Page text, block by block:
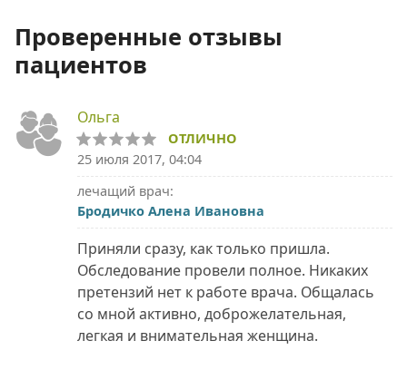
Проверенные отзывы
пациентов
Ольга
ОТЛИЧНО
25 июля 2017, 04:04
лечащий врач:
Бродичко Алена Ивановна
Приняли сразу, как только пришла.
Обследование провели полное. Никаких
претензий нет к работе врача. Общалась
со мной активно, доброжелательная,
легкая и внимательная женщина.